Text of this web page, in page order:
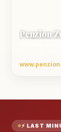
Penzion
⚡ LAST